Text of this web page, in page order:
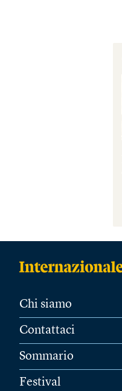
Chi siamo
Contattaci
Sommario
Festival